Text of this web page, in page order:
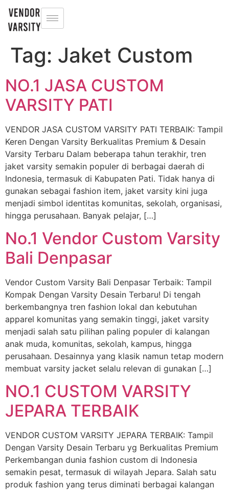
Tag: Jaket Custom
NO.1 JASA CUSTOM
VARSITY PATI
VENDOR JASA CUSTOM VARSITY PATI TERBAIK: Tampil
Keren Dengan Varsity Berkualitas Premium & Desain
Varsity Terbaru Dalam beberapa tahun terakhir, tren
jaket varsity semakin populer di berbagai daerah di
Indonesia, termasuk di Kabupaten Pati. Tidak hanya di
gunakan sebagai fashion item, jaket varsity kini juga
menjadi simbol identitas komunitas, sekolah, organisasi,
hingga perusahaan. Banyak pelajar, […]
No.1 Vendor Custom Varsity
Bali Denpasar
Vendor Custom Varsity Bali Denpasar Terbaik: Tampil
Kompak Dengan Varsity Desain Terbaru! Di tengah
berkembangnya tren fashion lokal dan kebutuhan
apparel komunitas yang semakin tinggi, jaket varsity
menjadi salah satu pilihan paling populer di kalangan
anak muda, komunitas, sekolah, kampus, hingga
perusahaan. Desainnya yang klasik namun tetap modern
membuat varsity jacket selalu relevan di gunakan […]
NO.1 CUSTOM VARSITY
JEPARA TERBAIK
VENDOR CUSTOM VARSITY JEPARA TERBAIK: Tampil
Dengan Varsity Desain Terbaru yg Berkualitas Premium
Perkembangan dunia fashion custom di Indonesia
semakin pesat, termasuk di wilayah Jepara. Salah satu
produk fashion yang terus diminati berbagai kalangan